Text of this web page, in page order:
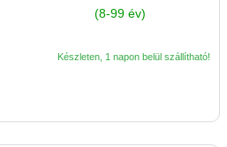
(8-99 év)
Készleten, 1 napon belül szállítható!
Papírszínház